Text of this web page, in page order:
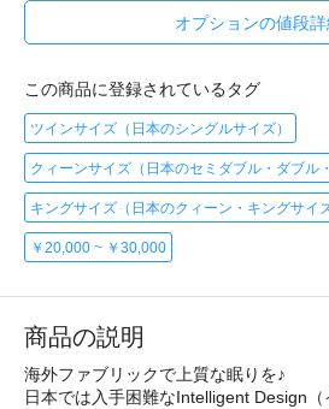
オプションの値段詳
この商品に登録されているタグ
ツインサイズ（日本のシングルサイズ）
クィーンサイズ（日本のセミダブル・ダブル
キングサイズ（日本のクィーン・キングサイズ
￥20,000 ~ ￥30,000
商品の説明
海外ファブリックで上質な眠りを♪
日本では入手困難なIntelligent Design